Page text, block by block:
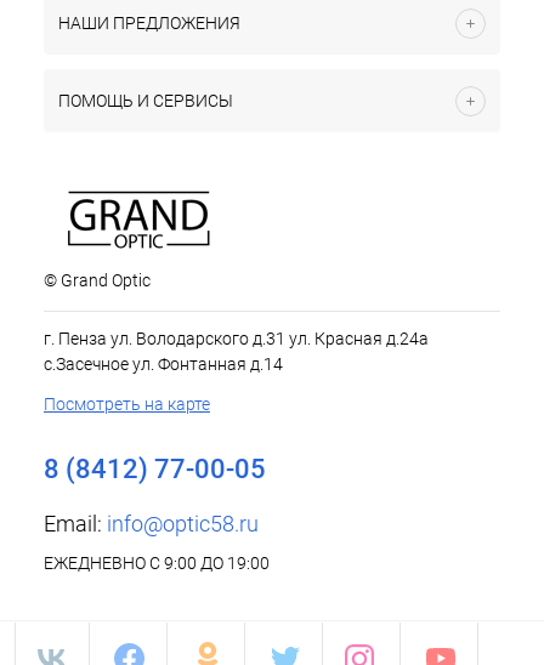
НАШИ ПРЕДЛОЖЕНИЯ
ПОМОЩЬ И СЕРВИСЫ
© Grand Optic
г. Пенза ул. Володарского д.31 ул. Красная д.24а
с.Засечное ул. Фонтанная д.14
Посмотреть на карте
8 (8412) 77-00-05
Email: info@optic58.ru
ЕЖЕДНЕВНО С 9:00 ДО 19:00